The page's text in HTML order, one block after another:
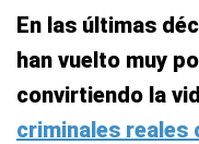
En las últimas
han vuelto muy
convirtiendo la
criminales